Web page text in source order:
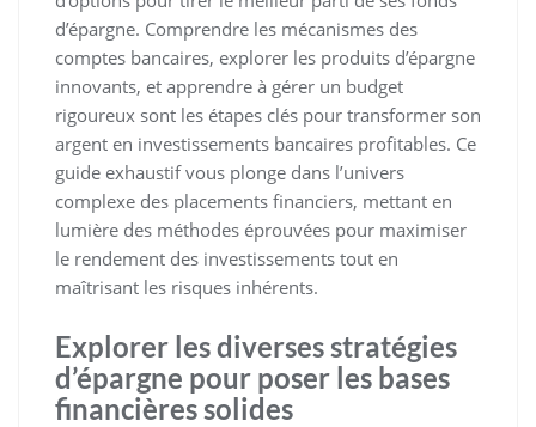
d’épargne. Comprendre les mécanismes des
comptes bancaires, explorer les produits d’épargne
innovants, et apprendre à gérer un budget
rigoureux sont les étapes clés pour transformer son
argent en investissements bancaires profitables. Ce
guide exhaustif vous plonge dans l’univers
complexe des placements financiers, mettant en
lumière des méthodes éprouvées pour maximiser
le rendement des investissements tout en
maîtrisant les risques inhérents.
Explorer les diverses stratégies
d’épargne pour poser les bases
financières solides